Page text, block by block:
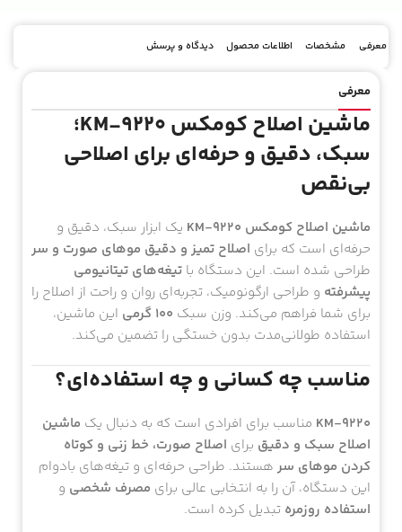
معرفی مشخصات اطلاعات محصول دیدگاه و پرسش
معرفی
ماشین اصلاح کومکس KM-9220؛
سبک، دقیق و حرفه‌ای برای اصلاحی
بی‌نقص
ماشین اصلاح کومکس KM-9220
یک ابزار سبک، دقیق و
حرفه‌ای است که برای اصلاح تمیز و دقیق موهای صورت و سر
طراحی شده است. این دستگاه با تیغه‌های تیتانیومی
پیشرفته و طراحی ارگونومیک، تجربه‌ای روان و راحت از اصلاح را
برای شما فراهم می‌کند. وزن سبک ۱۰۰ گرمی
این ماشین،
استفاده طولانی‌مدت بدون خستگی را تضمین می‌کند.
مناسب چه کسانی و چه استفاده‌ای؟
KM-9220 مناسب برای افرادی است که به دنبال یک ماشین
اصلاح سبک و دقیق برای اصلاح صورت، خط زنی و کوتاه
کردن موهای سر هستند. طراحی حرفه‌ای و تیغه‌های بادوام
این دستگاه، آن را به انتخابی عالی برای مصرف شخصی و
استفاده روزمره تبدیل کرده است.